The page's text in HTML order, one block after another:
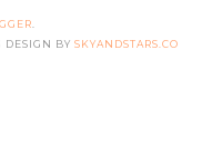
DESIGN BY SKYANDSTARS.CO